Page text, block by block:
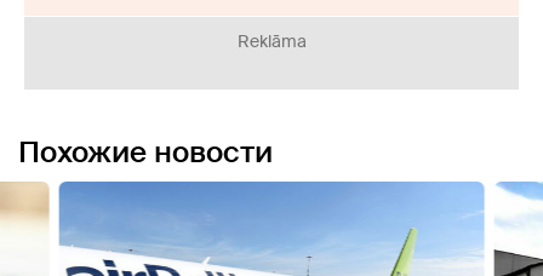
Reklāma
Похожие новости